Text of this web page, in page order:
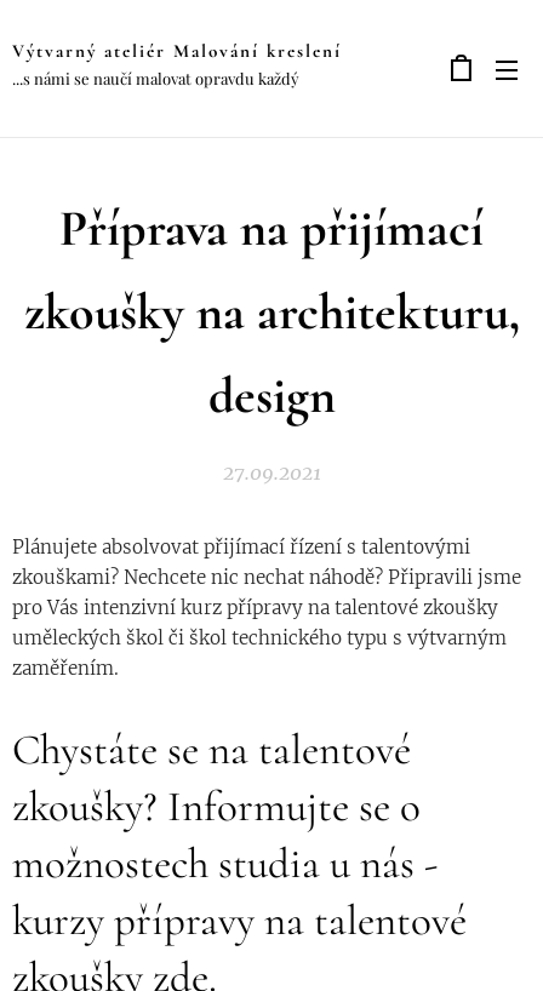
Výtvarný ateliér Malování kreslení
...s námi se naučí malovat opravdu každý
Příprava na přijímací
zkoušky na architekturu,
design
27.09.2021
Plánujete absolvovat přijímací řízení s talentovými
zkouškami? Nechcete nic nechat náhodě? Připravili jsme
pro Vás intenzivní kurz přípravy na talentové zkoušky
uměleckých škol či škol technického typu s výtvarným
zaměřením.
Chystáte se na talentové
zkoušky? Informujte se o
možnostech studia u nás -
kurzy přípravy na talentové
zkoušky zde.